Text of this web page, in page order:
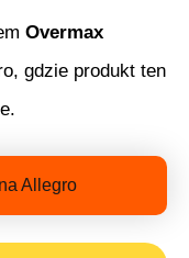
Overmax
gdzie produkt ten
Allegro